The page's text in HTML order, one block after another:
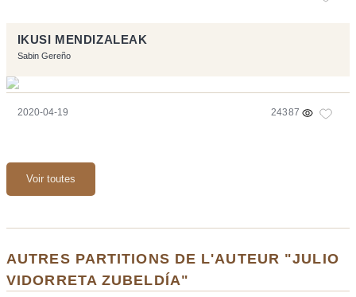
IKUSI MENDIZALEAK
Sabin Gereño
2020-04-19 24387
Voir toutes
AUTRES PARTITIONS DE L'AUTEUR "JULIO
VIDORRETA ZUBELDÍA"